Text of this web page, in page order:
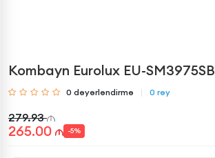
Kombayn Eurolux EU-SM3975SB
0 dəyərləndirmə 0 rəy
279.93
265.00 -5%